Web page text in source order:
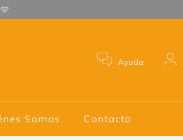
Ayuda
Somos Contacto